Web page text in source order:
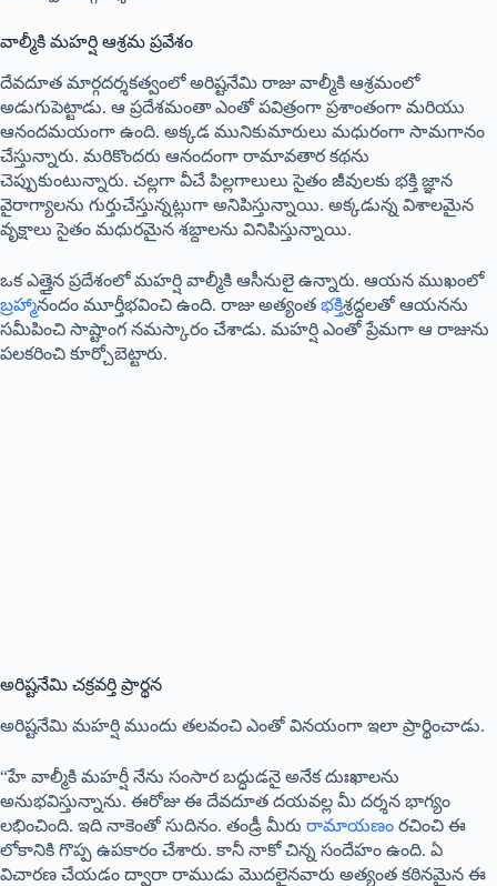
వాల్మీకి మహర్షి ఆశ్రమ ప్రవేశం
దేవదూత మార్గదర్శకత్వంలో అరిష్టనేమి రాజు వాల్మీకి ఆశ్రమంలో
అడుగుపెట్టాడు. ఆ ప్రదేశమంతా ఎంతో పవిత్రంగా ప్రశాంతంగా మరియు
ఆనందమయంగా ఉంది. అక్కడ మునికుమారులు మధురంగా సామగానం
చేస్తున్నారు. మరికొందరు ఆనందంగా రామావతార కథను
చెప్పుకుంటున్నారు. చల్లగా వీచే పిల్లగాలులు సైతం జీవులకు భక్తి జ్ఞాన
వైరాగ్యాలను గుర్తుచేస్తున్నట్లుగా అనిపిస్తున్నాయి. అక్కడున్న విశాలమైన
వృక్షాలు సైతం మధురమైన శబ్దాలను వినిపిస్తున్నాయి.
ఒక ఎత్తైన ప్రదేశంలో మహర్షి వాల్మీకి ఆసీనులై ఉన్నారు. ఆయన ముఖంలో
బ్రహ్మానందం మూర్తీభవించి ఉంది. రాజు అత్యంత భక్తిశ్రద్ధలతో ఆయనను
సమీపించి సాష్టాంగ నమస్కారం చేశాడు. మహర్షి ఎంతో ప్రేమగా ఆ రాజును
పలకరించి కూర్చోబెట్టారు.
అరిష్టనేమి చక్రవర్తి ప్రార్థన
అరిష్టనేమి మహర్షి ముందు తలవంచి ఎంతో వినయంగా ఇలా ప్రార్థించాడు.
“హే వాల్మీకి మహర్షీ నేను సంసార బద్ధుడనై అనేక దుఃఖాలను
అనుభవిస్తున్నాను. ఈరోజు ఈ దేవదూత దయవల్ల మీ దర్శన భాగ్యం
లభించింది. ఇది నాకెంతో సుదినం. తండ్రీ మీరు రామాయణం రచించి ఈ
లోకానికి గొప్ప ఉపకారం చేశారు. కానీ నాకో చిన్న సందేహం ఉంది. ఏ
విచారణ చేయడం ద్వారా రాముడు మొదలైనవారు అత్యంత కఠినమైన ఈ